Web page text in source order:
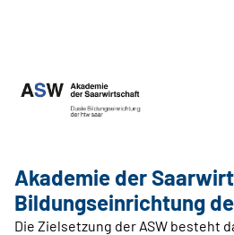
Akademie der
Bildungseinrichtung
Die Zielsetzung der ASW besteht